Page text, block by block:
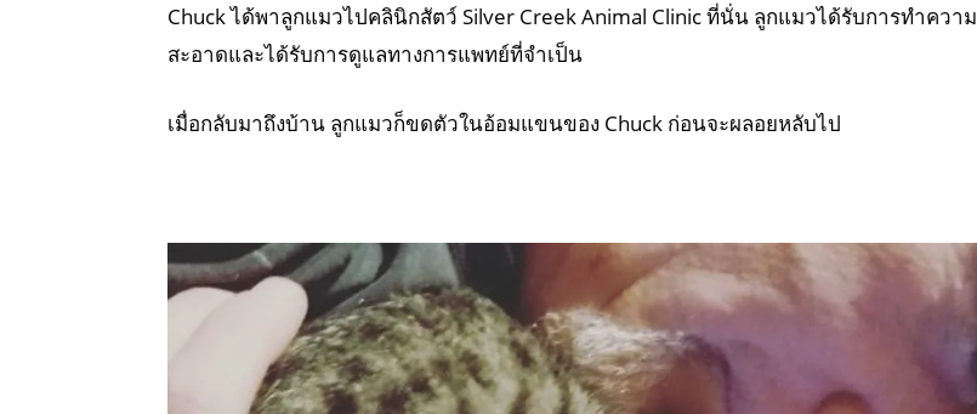
Chuck ได้พาลูกแมวไปคลินิกสัตว์ Silver Creek Animal Clinic ที่นั่น ลูกแมวได้รับการทำความ
สะอาดและได้รับการดูแลทางการแพทย์ที่จำเป็น
เมื่อกลับมาถึงบ้าน ลูกแมวก็ขดตัวในอ้อมแขนของ Chuck ก่อนจะผลอยหลับไป